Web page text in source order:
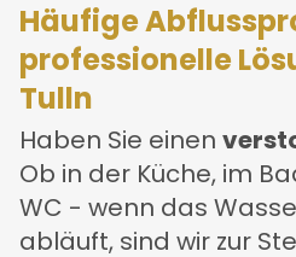
Häufige
professionelle
Tulln
Haben Sie einen
Ob in der Küche, im
WC - wenn das
abläuft, sind wir zur